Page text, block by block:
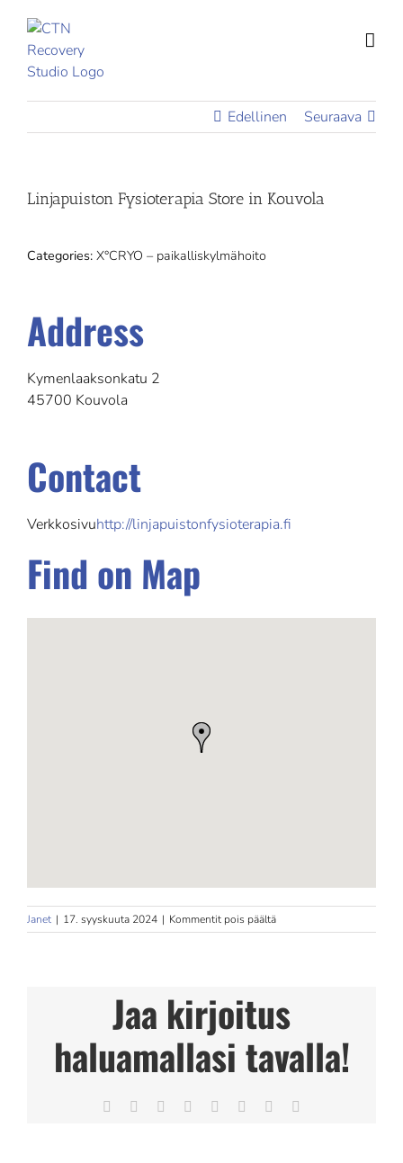
content
Edellinen Seuraava
Linjapuiston Fysioterapia Store in Kouvola
Categories: X°CRYO – paikalliskylmähoito
Address
Kymenlaaksonkatu 2
45700 Kouvola
Contact
Verkkosivuhttp://linjapuistonfysioterapia.fi
Find on Map
Janet | 17. syyskuuta 2024 | Kommentit pois päältäartikkelissa
Linjapuiston
Jaa kirjoitus
haluamallasi tavalla!
Facebook Reddit LinkedIn
TumblrPinterest